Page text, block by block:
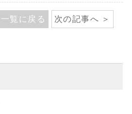
一覧に戻る 次の記事へ